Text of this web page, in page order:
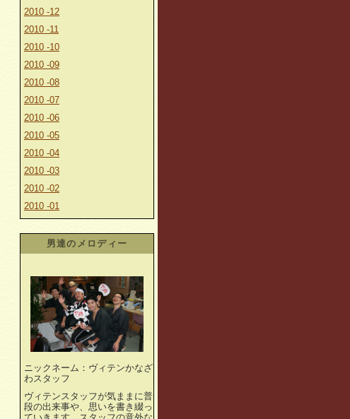
2010 -12
2010 -11
2010 -10
2010 -09
2010 -08
2010 -07
2010 -06
2010 -05
2010 -04
2010 -03
2010 -02
2010 -01
男達のメロディー
ニックネーム：ヴィテンかなざ
わスタッフ
ヴィテンスタッフが気ままに普
段の出来事や、思いを書き綴っ